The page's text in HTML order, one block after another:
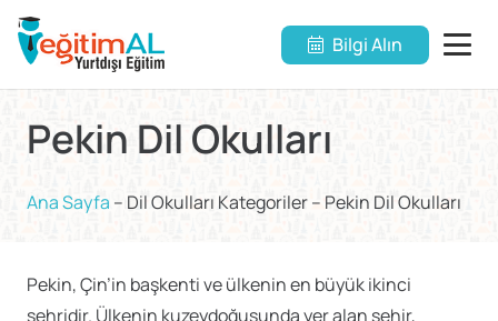
Bilgi Alın
Pekin Dil Okulları
Ana Sayfa – Dil Okulları Kategoriler– Pekin Dil Okulları
Pekin, Çin’in başkenti ve ülkenin en büyük ikinci
şehridir. Ülkenin kuzeydoğusunda yer alan şehir,